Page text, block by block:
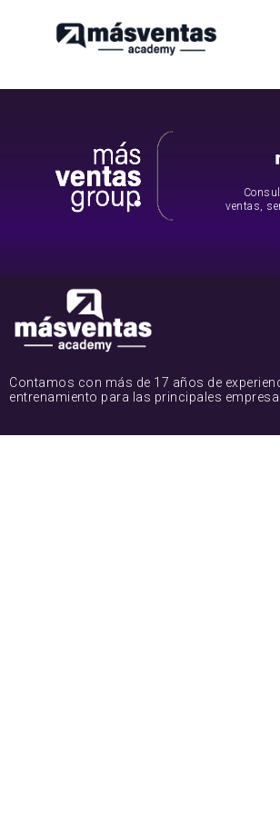
ventas,
Contamos con más de 17 años de
entrenamiento para las principales